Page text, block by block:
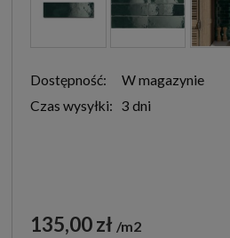
Dostępność:
W magazynie
Czas wysyłki: 3 dni
135,00 zł m2